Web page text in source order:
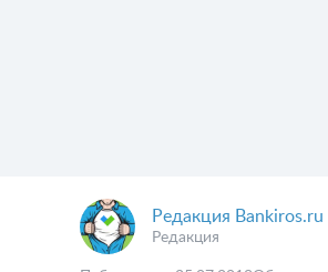
Редакция Bankiros.ru
Редакция